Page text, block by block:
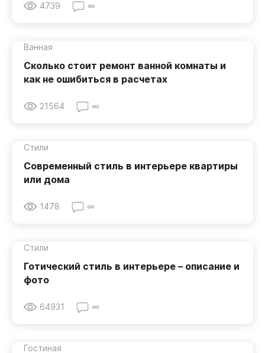
4739 ∞
Ванная
Сколько стоит ремонт ванной комнаты и
как не ошибиться в расчетах
21564 ∞
Стили
Современный стиль в интерьере квартиры
или дома
1478 ∞
Стили
Готический стиль в интерьере – описание и
фото
64931 ∞
Гостиная